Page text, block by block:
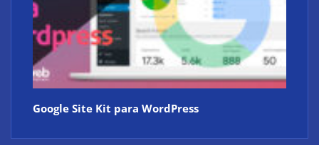
Google Site Kit para WordPress